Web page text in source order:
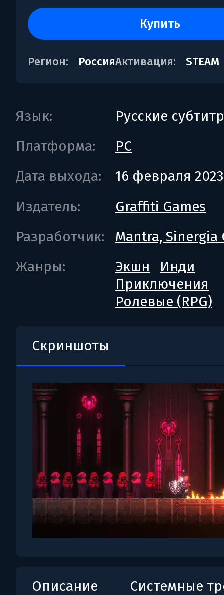
купить
Регион: РоссияАктивация: STEAM
Язык:
Русские
Платформа:
PC
Дата выхода:
16 февраля 2023
Издатель:
Graffiti Games
Разработчик:
Mantra, Sinergia
Жанры:
Экшн
Инди
Приключения
Ролевые (RPG)
Скриншоты
Описание Системные